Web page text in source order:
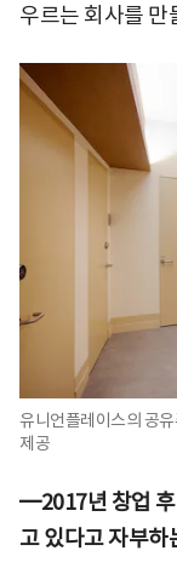
우르는 회사를
유니언플레이스의 공
제공
━2017년 창업 후
고 있다고 자부하